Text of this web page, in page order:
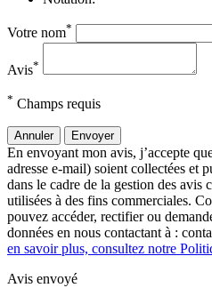
Votre nom*
Avis*
* Champs requis
Annuler Envoyer
En envoyant mon avis, j’accepte
adresse e-mail) soient collectées et
dans le cadre de la gestion des avis
utilisées à des fins commerciales.
pouvez accéder, rectifier ou
données en nous contactant à :
en savoir plus, consultez notre
Avis envoyé